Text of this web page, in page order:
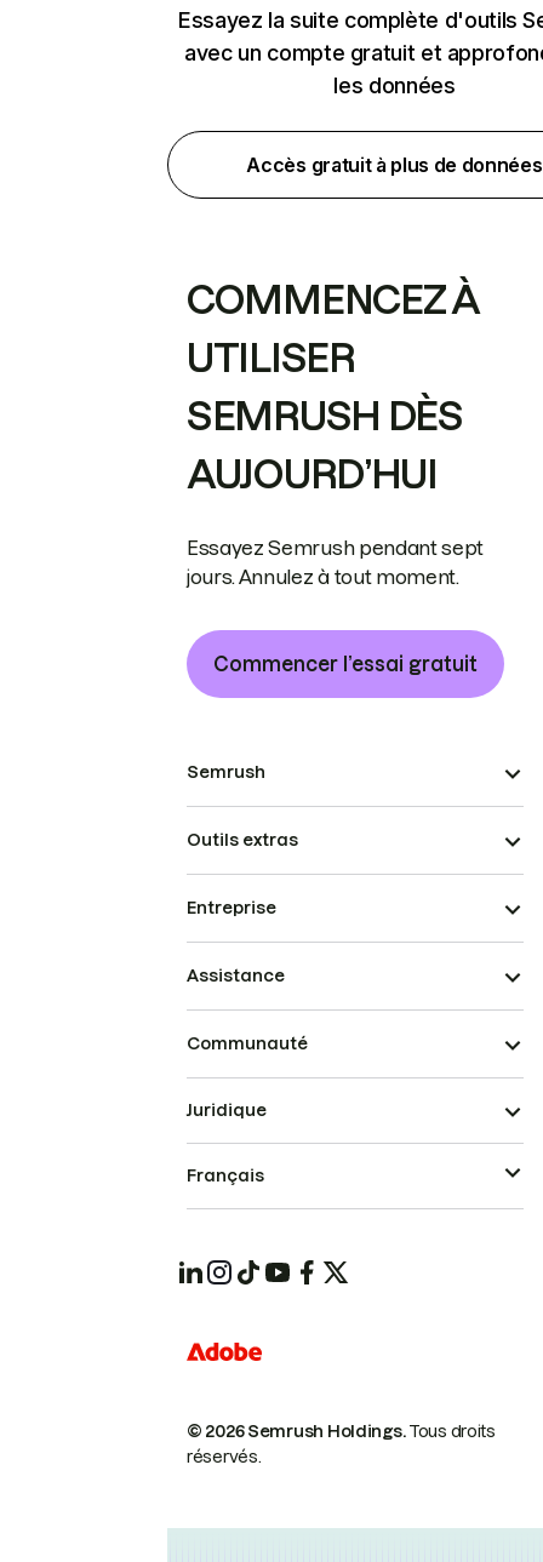
Essayez la suite complète d'outils
avec un compte gratuit et
les données
Accès gratuit à plus de données
COMMENCEZ À
UTILISER
SEMRUSH DÈS
AUJOURD’HUI
Essayez Semrush pendant sept
jours. Annulez à tout moment.
Commencer l’essai gratuit
Semrush
Outils extras
Entreprise
Assistance
Communauté
© 2026 Semrush Holdings.Tous droits
réservés.
Juridique
Français